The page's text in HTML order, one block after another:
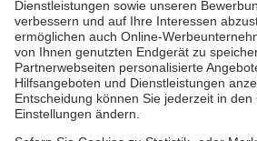
Die Johanniter GmbH führt das
des Deutschen